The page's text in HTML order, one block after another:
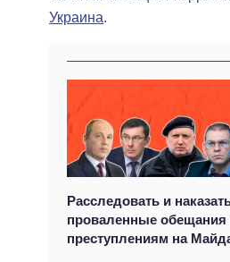
Украина.
Расследовать и
проваленные обещания
преступлениям на